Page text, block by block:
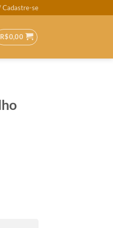
Cadastre-se
R$0,00